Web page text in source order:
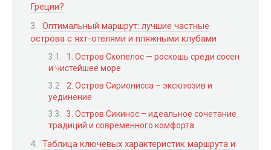
Греции?
Оптимальный маршрут: лучшие частные
острова с яхт-отелями и пляжными клубами
1. Остров Скопелос — роскошь среди сосен
и чистейшее море
2. Остров Сирионисса – эксклюзив и
уединение
3. Остров Сикинос – идеальное сочетание
традиций и современного комфорта
Таблица ключевых характеристик маршрута и